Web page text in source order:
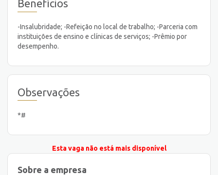
Benefícios
-Insalubridade; -Refeição no local de trabalho; -Parceria com
instituições de ensino e clínicas de serviços; -Prêmio por
desempenho.
Observações
*#
Esta vaga não está mais disponível
Sobre a empresa